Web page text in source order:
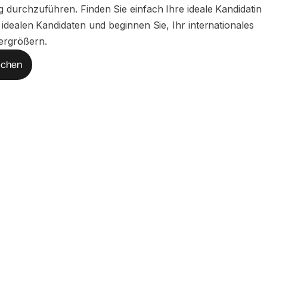
durchzuführen. Finden Sie einfach Ihre ideale Kandidatin
Kandidaten und beginnen Sie, Ihr internationales